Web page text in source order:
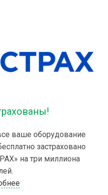
ваше оборудование
застраховано
на три миллиона